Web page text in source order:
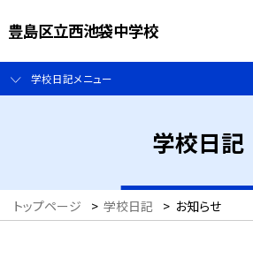
豊島区立西池袋中学校
学校日記メニュー
学校日記
トップページ > 学校日記 > お知らせ